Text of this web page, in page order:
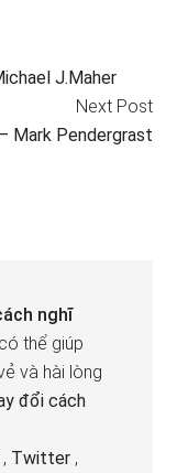
J.Maher
Next Post
Mark Pendergrast
nghĩ
thể giúp
và hài lòng
đổi cách
, Twitter ,